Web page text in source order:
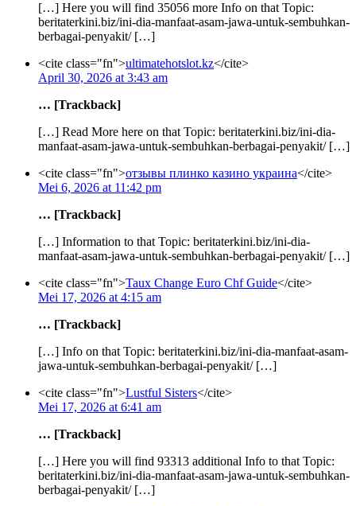
[…] Here you will find 35056 more Info on that Topic:
beritaterkini.biz/ini-dia-manfaat-asam-jawa-untuk-sembuhkan-
berbagai-penyakit/ […]
<cite class="fn">ultimatehotslot.kz</cite>
April 30, 2026 at 3:43 am
… [Trackback]
[…] Read More here on that Topic: beritaterkini.biz/ini-dia-
manfaat-asam-jawa-untuk-sembuhkan-berbagai-penyakit/ […]
<cite class="fn">отзывы плинко казино украина</cite>
Mei 6, 2026 at 11:42 pm
… [Trackback]
[…] Information to that Topic: beritaterkini.biz/ini-dia-
manfaat-asam-jawa-untuk-sembuhkan-berbagai-penyakit/ […]
<cite class="fn">Taux Change Euro Chf Guide</cite>
Mei 17, 2026 at 4:15 am
… [Trackback]
[…] Info on that Topic: beritaterkini.biz/ini-dia-manfaat-asam-
jawa-untuk-sembuhkan-berbagai-penyakit/ […]
<cite class="fn">Lustful Sisters</cite>
Mei 17, 2026 at 6:41 am
… [Trackback]
[…] Here you will find 93313 additional Info to that Topic:
beritaterkini.biz/ini-dia-manfaat-asam-jawa-untuk-sembuhkan-
berbagai-penyakit/ […]